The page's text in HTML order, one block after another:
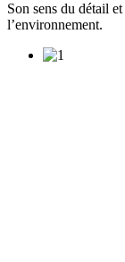
Son sens du détail
l’environnement.